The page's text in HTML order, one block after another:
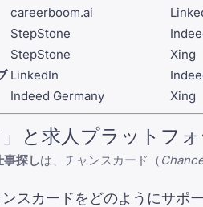
careerboom.ai
StepStone
StepStone
Xing
LinkedIn
Indeed Germany Xing
」と求人プラットフ
事探しは、チャンスカード（
スカードをどのようにサポ